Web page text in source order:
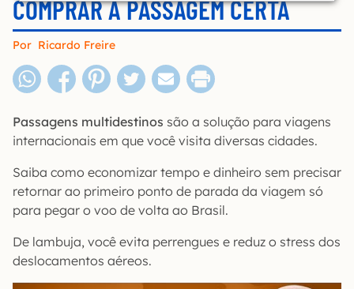
COMPRAR A PASSAGEM CERTA
Por Ricardo Freire
Passagens multidestinos são a solução para viagens
internacionais em que você visita diversas cidades.
Saiba como economizar tempo e dinheiro sem precisar
retornar ao primeiro ponto de parada da viagem só
para pegar o voo de volta ao Brasil.
De lambuja, você evita perrengues e reduz o stress dos
deslocamentos aéreos.